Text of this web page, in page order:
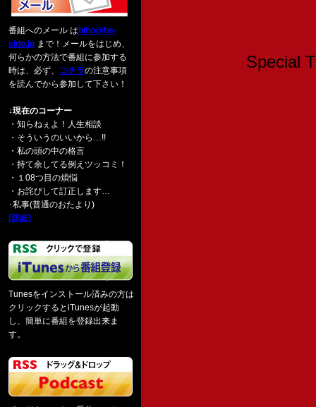
番組へのメール は biho@be-
side.jp まで！メールをはじめ、
何らかの方法で番組に参加する
時は、必ず、 コチラの注意事項
を読んでから参加して下さい！
↓現在のコーナー
・知らねぇよ！人生相談
・そういうのいいから…!!
・私の頭の中の格言
・持て余してる例えツッコミ！
・１08つ目の煩悩
・お詫びして訂正します…
･私事(普通のおたより)
[詳細]
Tunesをインストール済みの方は
クリックするとiTunesが起動
し、簡単に番組を登録出来ま
す。
Special